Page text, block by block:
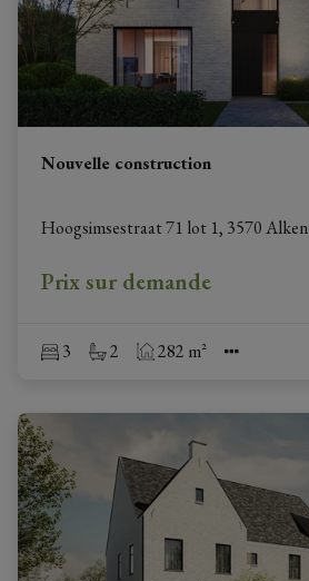
Nouvelle construction
Hoogsimsestraat 71 lot 1, 3570 Alken
Prix sur demande
3 2 282 m²